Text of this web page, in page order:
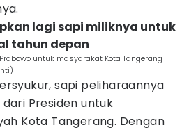
lagi sapi miliknya untuk
tahun depan
untuk masyarakat Kota Tangerang
sapi peliharaannya
Presiden untuk
Kota Tangerang. Dengan